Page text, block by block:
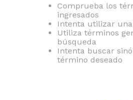
Comprueba los
ingresados
Intenta utilizar
Utiliza términos
búsqueda
Intenta buscar
término deseado